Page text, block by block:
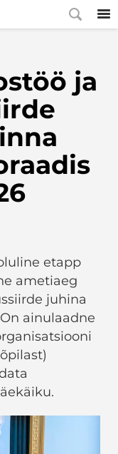
ja
etapp
ametiaeg
juhina
ainulaadne